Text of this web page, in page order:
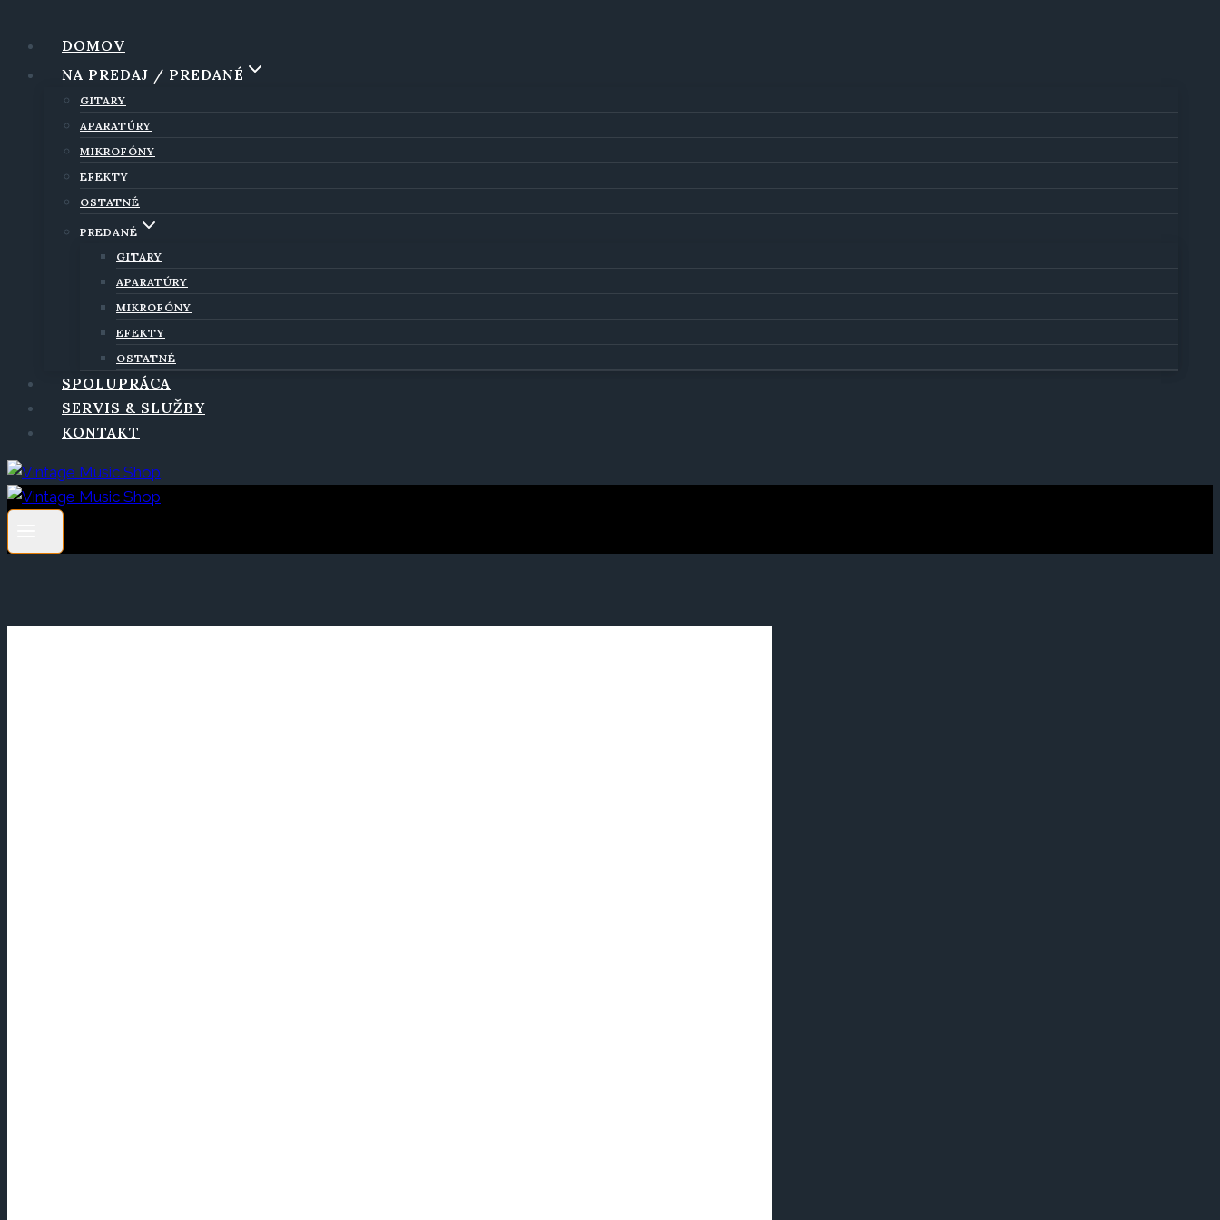
DOMOV
NA PREDAJ / PREDANÉ
GITARY
APARATÚRY
MIKROFÓNY
EFEKTY
OSTATNÉ
PREDANÉ
GITARY
APARATÚRY
MIKROFÓNY
EFEKTY
OSTATNÉ
SPOLUPRÁCA
SERVIS & SLUŽBY
KONTAKT